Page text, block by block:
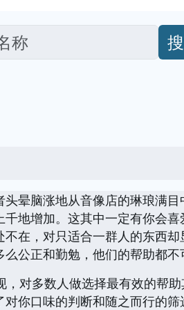
晕脑涨地从音像店的琳琅满
地增加。这其中一定有你会
在，对只适合一群人的东西
公正和勤勉，他们的帮助都不
多数人做选择最有效的帮助
你口味的判断和随之而行的